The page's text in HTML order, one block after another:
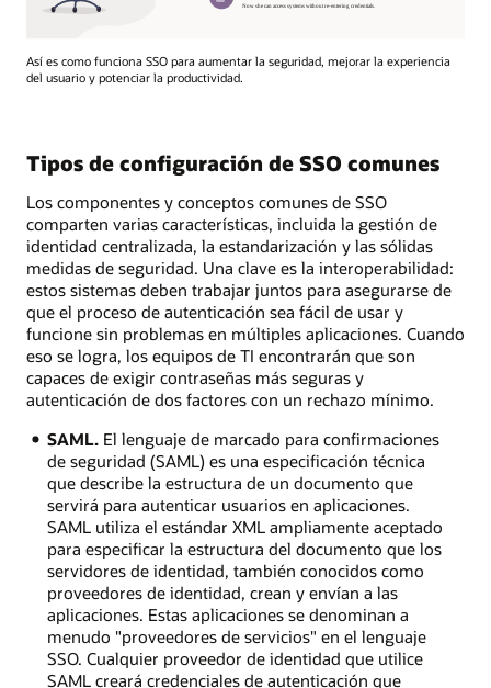
Así es como funciona SSO para aumentar la seguridad, mejorar la experiencia
del usuario y potenciar la productividad.
Tipos de configuración de SSO comunes
Los componentes y conceptos comunes de SSO
comparten varias características, incluida la gestión de
identidad centralizada, la estandarización y las sólidas
medidas de seguridad. Una clave es la interoperabilidad:
estos sistemas deben trabajar juntos para asegurarse de
que el proceso de autenticación sea fácil de usar y
funcione sin problemas en múltiples aplicaciones. Cuando
eso se logra, los equipos de TI encontrarán que son
capaces de exigir contraseñas más seguras y
autenticación de dos factores con un rechazo mínimo.
SAML.El lenguaje de marcado para confirmaciones
de seguridad (SAML) es una especificación técnica
que describe la estructura de un documento que
servirá para autenticar usuarios en aplicaciones.
SAML utiliza el estándar XML ampliamente aceptado
para especificar la estructura del documento que los
servidores de identidad, también conocidos como
proveedores de identidad, crean y envían a las
aplicaciones. Estas aplicaciones se denominan a
menudo "proveedores de servicios" en el lenguaje
SSO. Cualquier proveedor de identidad que utilice
SAML creará credenciales de autenticación que